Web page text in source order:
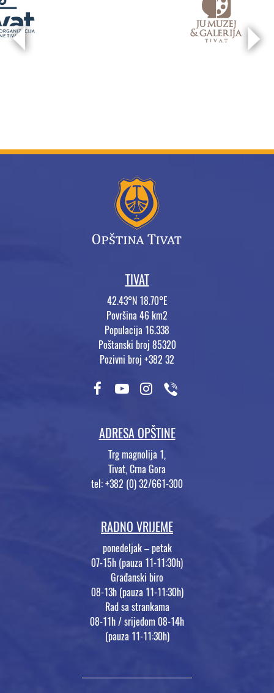
TIVAT
42.43°N 18.70°E
Površina 46 km2
Populacija 16.338
Poštanski broj 85320
Pozivni broj +382 32
ADRESA OPŠTINE
Trg magnolija 1,
Tivat, Crna Gora
tel: +382 (0) 32/661-300
RADNO VRIJEME
ponedeljak – petak
07-15h (pauza 11-11:30h)
Građanski biro
08-13h (pauza 11-11:30h)
Rad sa strankama
08-11h / srijedom 08-14h
(pauza 11-11:30h)